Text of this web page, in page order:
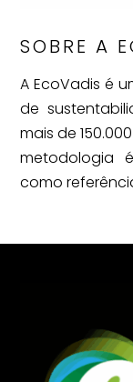
SOBRE A
A EcoVadis é
de
mais de
metodologia
como